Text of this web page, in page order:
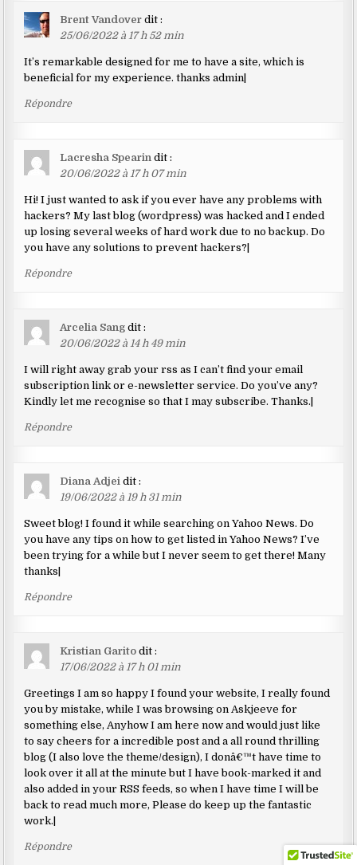
Brent Vandover dit :
25/06/2022 à 17 h 52 min
It’s remarkable designed for me to have a site, which is
beneficial for my experience. thanks admin|
Répondre
Lacresha Spearin dit :
20/06/2022 à 17 h 07 min
Hi! I just wanted to ask if you ever have any problems with
hackers? My last blog (wordpress) was hacked and I ended
up losing several weeks of hard work due to no backup. Do
you have any solutions to prevent hackers?|
Répondre
Arcelia Sang dit :
20/06/2022 à 14 h 49 min
I will right away grab your rss as I can’t find your email
subscription link or e-newsletter service. Do you’ve any?
Kindly let me recognise so that I may subscribe. Thanks.|
Répondre
Diana Adjei dit :
19/06/2022 à 19 h 31 min
Sweet blog! I found it while searching on Yahoo News. Do
you have any tips on how to get listed in Yahoo News? I’ve
been trying for a while but I never seem to get there! Many
thanks|
Répondre
Kristian Garito dit :
17/06/2022 à 17 h 01 min
Greetings I am so happy I found your website, I really found
you by mistake, while I was browsing on Askjeeve for
something else, Anyhow I am here now and would just like
to say cheers for a incredible post and a all round thrilling
blog (I also love the theme/design), I donâ€™t have time to
look over it all at the minute but I have book-marked it and
also added in your RSS feeds, so when I have time I will be
back to read much more, Please do keep up the fantastic
work.|
Répondre